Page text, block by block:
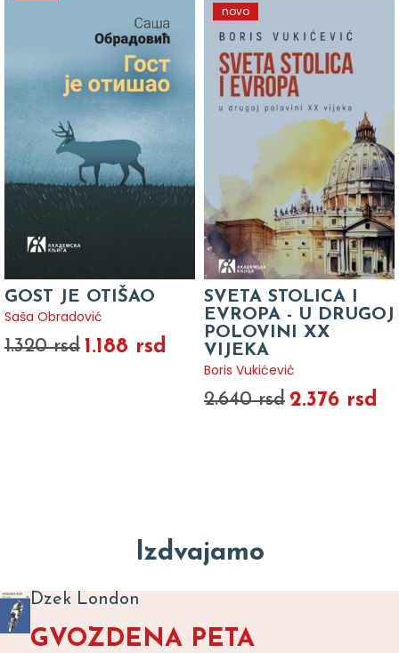
GOST JE OTIŠAO
Saša Obradović
1.320 rsd 1.188 rsd
novo
SVETA STOLICA I
EVROPA - U DRUGOJ
POLOVINI XX
VIJEKA
Boris Vukićević
2.640 rsd 2.376 rsd
Izdvajamo
Dzek London
GVOZDENA PETA